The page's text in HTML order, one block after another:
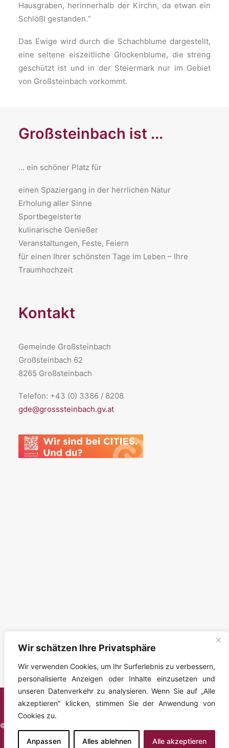
Wir schätzen Ihre Privatsphäre
Wir verwenden Cookies, um Ihr Surferlebnis zu verbessern,
personalisierte Anzeigen oder Inhalte einzusetzen und
unseren Datenverkehr zu analysieren. Wenn Sie auf „Alle
akzeptieren" klicken, stimmen Sie der Anwendung von
Cookies zu.
Anpassen Alles ablehnen Alle akzeptieren
Hausgraben, herinnerhalb der Kirchn, da etwan ein
Schlößl gestanden.“
Das Ewige wird durch die Schachblume dargestellt,
eine seltene eiszeitliche Glockenblume, die streng
geschützt ist und in der Steiermark nur im Gebiet
von Großsteinbach vorkommt.
Großsteinbach ist ...
… ein schöner Platz für
​einen Spaziergang in der herrlichen Natur
Erholung aller Sinne
Sportbegeisterte
kulinarische Genießer
Veranstaltungen, Feste, Feiern
für einen Ihrer schönsten Tage im Leben – Ihre
Traumhochzeit
Kontakt
Gemeinde Großsteinbach
Großsteinbach 62
8265 Großsteinbach
Telefon: +43 (0) 3386 / 8208
gde@grosssteinbach.gv.at
© Gemeinde Großsteinbach, 2026